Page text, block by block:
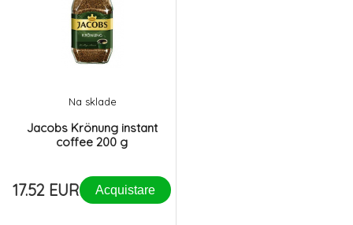
hustoty nápoje - od
krémové čokolády až po
pudinkově hustou čokoládu.
Ristora tmavá horká
Jacobs Krönung instant
coffee 200 g
Na sklade
17.52 EUR Acquistare